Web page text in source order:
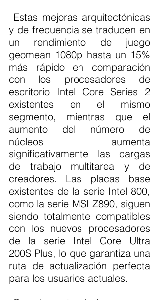
y de frecuencia se traducen en
un rendimiento de juego
geomean 1080p hasta un 15%
más rápido en comparación
con los procesadores de
escritorio Intel Core Series 2
existentes en el mismo
segmento, mientras que el
aumento del número de
núcleos aumenta
significativamente las cargas
de trabajo multitarea y de
creadores. Las placas base
existentes de la serie Intel 800,
como la serie MSI Z890, siguen
siendo totalmente compatibles
con los nuevos procesadores
de la serie Intel Core Ultra
200S Plus, lo que garantiza una
ruta de actualización perfecta
para los usuarios actuales.